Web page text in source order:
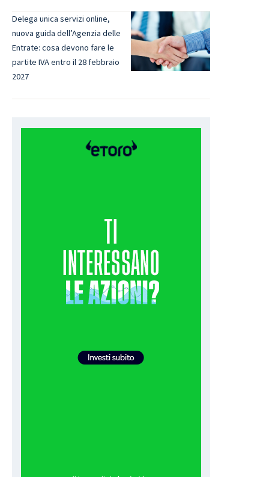
Delega unica servizi online,
nuova guida dell’Agenzia delle
Entrate: cosa devono fare le
partite IVA entro il 28 febbraio
2027